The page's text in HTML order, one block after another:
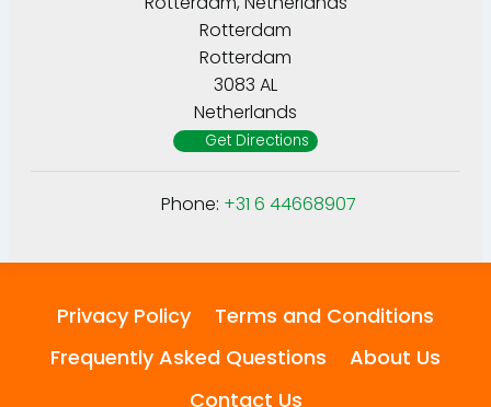
Rotterdam
Rotterdam
3083 AL
Netherlands
Get Directions
Phone: +31 6 44668907
Privacy Policy
Terms and Conditions
Frequently Asked Questions
About Us
Contact Us